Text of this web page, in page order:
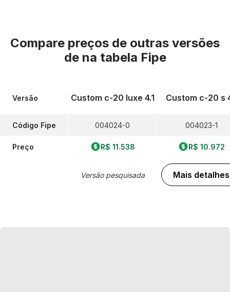
Compare preços de outras versões
de na tabela Fipe
Versão
Código Fipe
Preço
Custom c-20 luxe 4.1
004024-0
R$ 11.538
Versão pesquisada
Custom c-20 s
004023-1
R$ 10.972
Mais detalhes